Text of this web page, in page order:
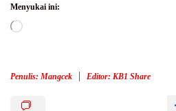
Menyukai ini:
Memuat...
Penulis: Mangcek Editor: KB1 Share